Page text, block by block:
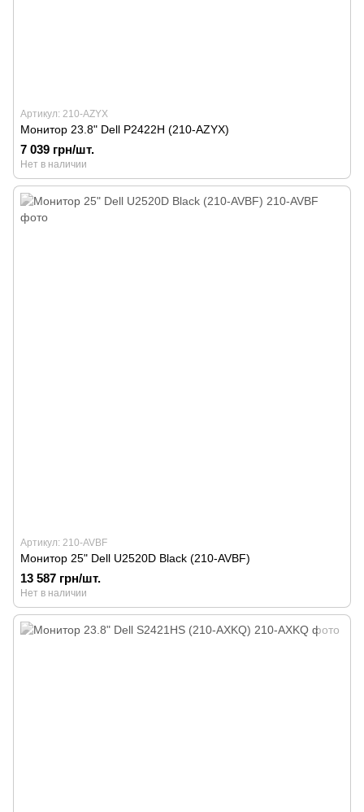
Артикул: 210-AZYX
Монитор 23.8" Dell P2422H (210-AZYX)
7 039 грн/шт.
Нет в наличии
Артикул: 210-AVBF
Монитор 25" Dell U2520D Black (210-AVBF)
13 587 грн/шт.
Нет в наличии